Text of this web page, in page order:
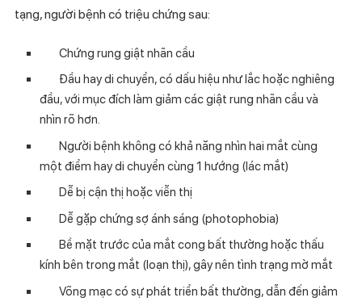
tạng, người bệnh có triệu chứng sau:
Chứng rung giật nhãn cầu
Đầu hay di chuyển, có dấu hiệu như lắc hoặc nghiêng
đầu, với mục đích làm giảm các giật rung nhãn cầu và
nhìn rõ hơn.
Người bệnh không có khả năng nhìn hai mắt cùng
một điểm hay di chuyển cùng 1 hướng (lác mắt)
Dễ bị cận thị hoặc viễn thị
Dễ gặp chứng sợ ánh sáng (photophobia)
Bề mặt trước của mắt cong bất thường hoặc thấu
kính bên trong mắt (loạn thị), gây nên tình trạng mờ mắt
Võng mạc có sự phát triển bất thường, dẫn đến giảm